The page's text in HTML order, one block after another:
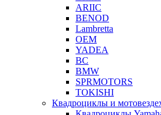
ARIIC
BENOD
Lambretta
OEM
YADEA
BC
BMW
SPRMOTORS
TOKISHI
Квадроциклы и